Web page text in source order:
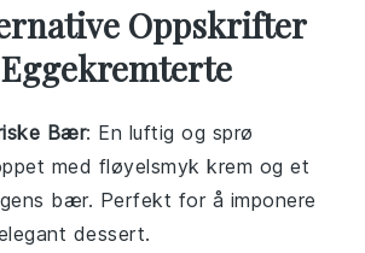
Oppskrifter
Bær: En luftig og sprø
med fløyelsmyk krem og et
bær. Perfekt for å imponere
dessert.